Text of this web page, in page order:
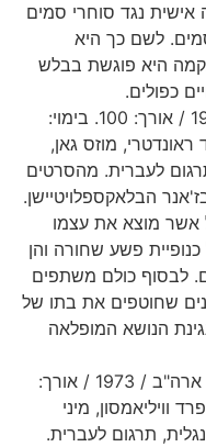
נגד סוחרי סמים
לשם כך היא
היא פוגשת בבלש
שאפט Shaft | – ארה"ב / 1971 / אורך: 100. בימוי:
מוזס גאן,
לעברית. מהסרטים
הבלאקספלויטיישן.
מוצא את עצמו
פשע שחורה והן
לבסוף כולם משתפים
שחוטפים את בתו של
הנושא המופלאה
קיסר שחור | Black Caesa- ארה"ב / 1973 / אורך:
מיני
תרגום לעברית.